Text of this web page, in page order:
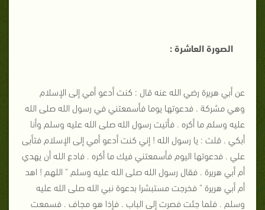
الصورة العاشرة :
عن أبي هريرة رضي الله عنه قال : كنت أدعو أمي إلى الإسلام
وهي مشركة . فدعوتها يوما فأسمعتني في رسول الله صلى الله
عليه وسلم ما أكره . فأتيت رسول الله صلى الله عليه وسلم وأنا
أبكي . قلت : يا رسول الله ! إني كنت أدعو أمي إلى الإسلام فتأبى
علي . فدعوتها اليوم فأسمعتني فيك ما أكره . فادع الله أن يهدي
أم أبي هريرة . فقال رسول الله صلى الله عليه وسلم " اللهم ! اهد
أم أبي هريرة " فخرجت مستبشرا بدعوة نبي الله صلى الله عليه
وسلم . فلما جئت فصرت إلى الباب . فإذا هو مجاف . فسمعت